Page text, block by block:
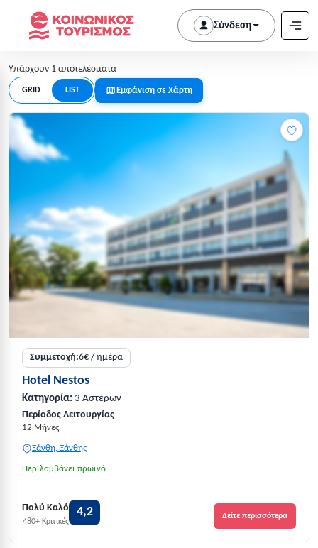
Σύνδεση
Υπάρχουν 1 αποτελέσματα
GRID LIST Εμφάνιση σε Χάρτη
Συμμετοχή:6€ / ημέρα
Hotel Nestos
Κατηγορία: 3 Αστέρων
Περίοδος Λειτουργίας
12 Μήνες
Ξάνθη, Ξάνθης
Περιλαμβάνει πρωινό
Πολύ Καλό
480+ Κριτικές
4,2 Δείτε περισσότερα